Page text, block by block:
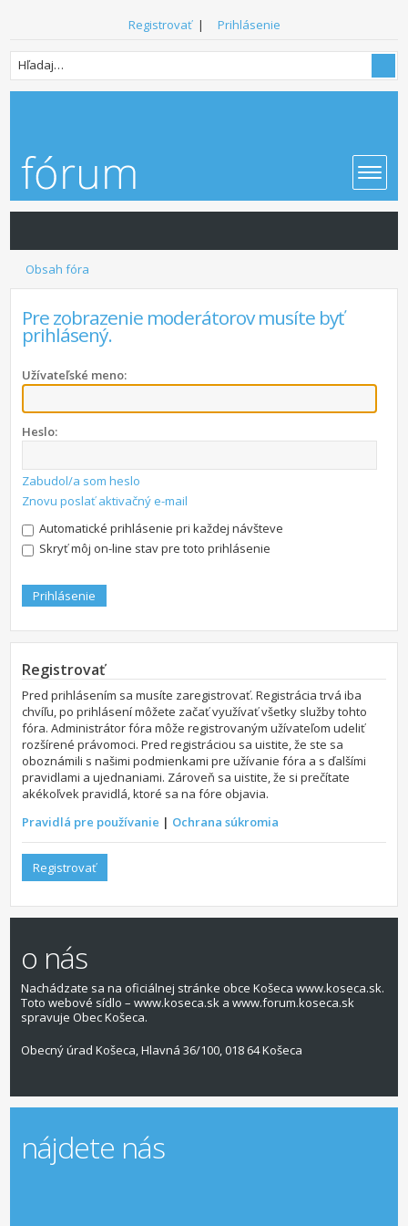
Registrovať| Prihlásenie
Obsah fóra
Pre zobrazenie moderátorov musíte byť
prihlásený.
Užívateľské meno:
Heslo:
Zabudol/a som heslo
Znovu poslať aktivačný e-mail
Automatické prihlásenie pri každej návšteve
Skryť môj on-line stav pre toto prihlásenie
Registrovať
Pred prihlásením sa musíte zaregistrovať. Registrácia trvá iba
chvíľu, po prihlásení môžete začať využívať všetky služby tohto
fóra. Administrátor fóra môže registrovaným užívateľom udeliť
rozšírené právomoci. Pred registráciou sa uistite, že ste sa
oboznámili s našimi podmienkami pre užívanie fóra a s ďalšími
pravidlami a ujednaniami. Zároveň sa uistite, že si prečítate
akékoľvek pravidlá, ktoré sa na fóre objavia.
Pravidlá pre používanie | Ochrana súkromia
Registrovať
o nás
Nachádzate sa na oficiálnej stránke obce Košeca www.koseca.sk.
Toto webové sídlo – www.koseca.sk a www.forum.koseca.sk
spravuje Obec Košeca.
Obecný úrad Košeca, Hlavná 36/100, 018 64 Košeca
nájdete nás